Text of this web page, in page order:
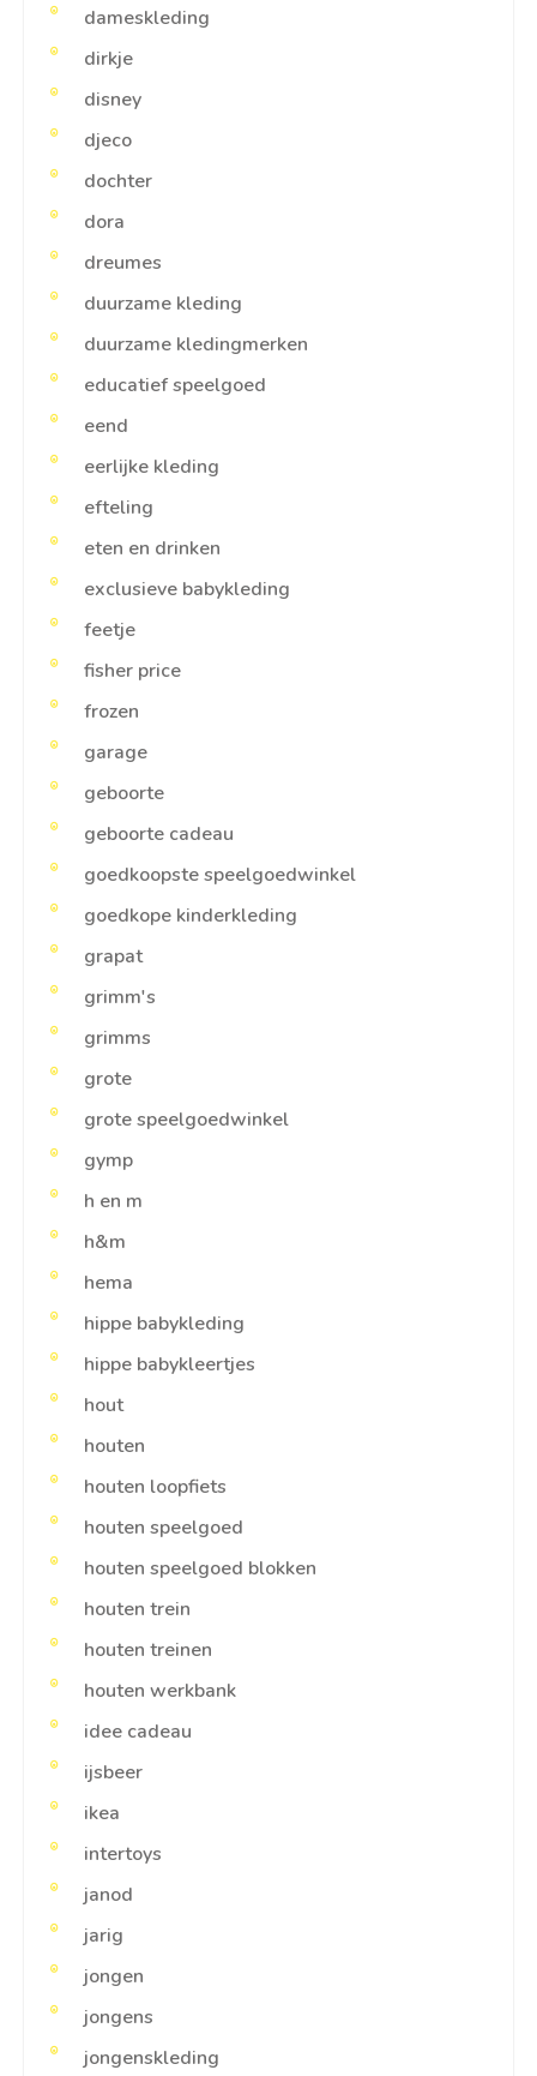
dameskleding
dirkje
disney
djeco
dochter
dora
dreumes
duurzame kleding
duurzame kledingmerken
educatief speelgoed
eend
eerlijke kleding
efteling
eten en drinken
exclusieve babykleding
feetje
fisher price
frozen
garage
geboorte
geboorte cadeau
goedkoopste speelgoedwinkel
goedkope kinderkleding
grapat
grimm's
grimms
grote
grote speelgoedwinkel
gymp
h en m
h&m
hema
hippe babykleding
hippe babykleertjes
hout
houten
houten loopfiets
houten speelgoed
houten speelgoed blokken
houten trein
houten treinen
houten werkbank
idee cadeau
ijsbeer
ikea
intertoys
janod
jarig
jongen
jongens
jongenskleding